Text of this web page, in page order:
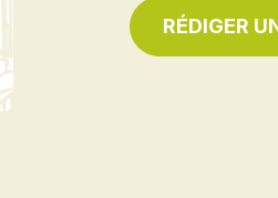
RÉDIGER